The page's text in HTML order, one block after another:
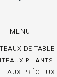
MENU
DE TABLE
PLIANTS
PRÉCIEUX